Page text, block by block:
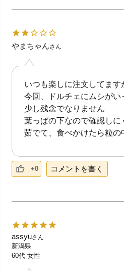
やまちゃんさん
いつも楽しに注文してます
今回、ドルチェにムシがい
少し残念でなりません
葉っぱの下なので確認しに
茹でて、食べかけたら粒の
+0 コメントを書く
assyuさん
新潟県
60代 女性